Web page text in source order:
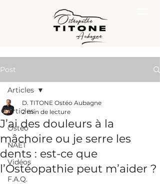
Post
Articles
Ostéo
NAET
Vidéos
F.A.Q.
Articles
J’ai des douleurs à la
mâchoire ou je serre les
dents : est-ce que
l’Ostéopathie peut m’aider ?
D. TITONE Ostéo Aubagne
2 min de lecture